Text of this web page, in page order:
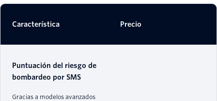
Característica Precio
Puntuación del riesgo de
bombardeo por SMS
Gracias a modelos avanzados